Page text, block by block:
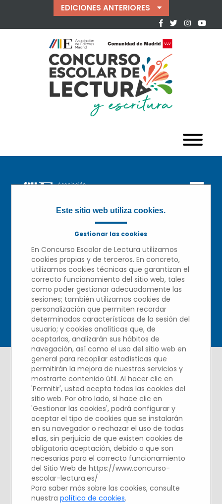
EDICIONES ANTERIORES
CONCURSO ESCOLAR DE
LECTURA Y ESCRITURA
2021/2022
ACTO DE ELECCIÓN
DE GANADORES
Emisión en directo vía
YouTube el jueves 5 de
mayo de 2022
Este sitio web utiliza cookies.
Gestionar las cookies
En Concurso Escolar de Lectura utilizamos
cookies propias y de terceros. En concreto,
utilizamos cookies técnicas que garantizan el
correcto funcionamiento del sitio web, tales
como poder gestionar adecuadamente las
sesiones; también utilizamos cookies de
personalización que permiten recordar
determinadas características de la sesión del
usuario; y cookies analíticas que, de
aceptarlas, analizarán sus hábitos de
navegación, así como el uso del sitio web en
general para recopilar estadísticas que
permitirán la mejora de nuestros servicios y
mostrarte contenido útil. Al hacer clic en
'Permitir', usted acepta todas las cookies del
sitio web. Por otro lado, si hace clic en
'Gestionar las cookies', podrá configurar y
aceptar el tipo de cookies que se instalarán
en su navegador o rechazar el uso de todas
ellas, sin perjuicio de que existen cookies de
obligatoria aceptación, debido a que son
necesarias para el correcto funcionamiento
del Sitio Web de https://www.concurso-
escolar-lectura.es/
Para saber más sobre las cookies, consulte
nuestrapolítica de cookies.